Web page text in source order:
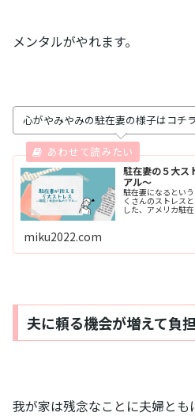
メンタルがやれます。
心がやみやみの駐在妻の様子はコチ
駐在妻の５大ス
アル～
駐在妻になるとい
くさんのストレス
した、アメリカ駐
に悩みを抱えてい
miku2022.com
夫に頼る機会が増えて負
我が家は残念なことに夫婦と